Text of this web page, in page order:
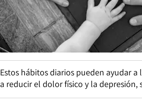
Estos hábitos diarios pueden ayudar
a reducir el dolor físico y la depresión,